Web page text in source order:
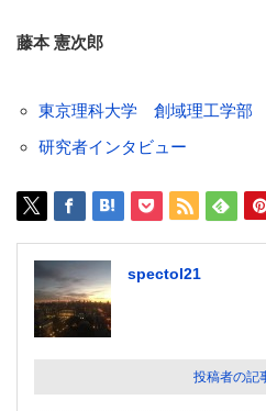
藤本 憲次郎
東京理科大学 創域理工学
研究者インタビュー
spectol21
投稿者の記